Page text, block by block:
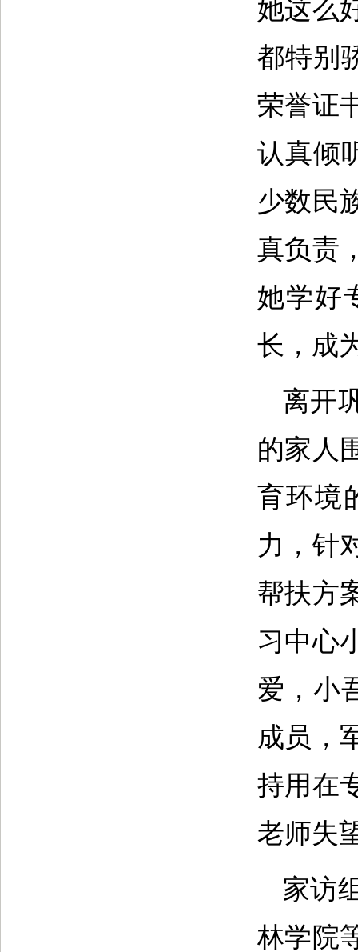
她这么
都特别
荣誉证
认真倾
少数民
真负责
她学好
长，成
离开
的家人
育环境
力，针
帮扶方
习中心
爱，小
成员，
持用在
老师失
家访
林学院